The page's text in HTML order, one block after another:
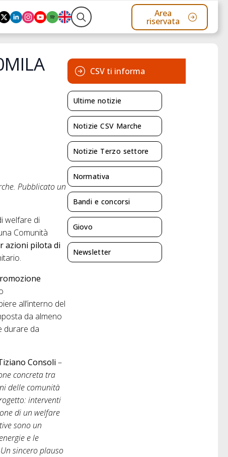
Search
Area
riservata
Pubblicato un
welfare di
Comunità
azioni pilota di
all’interno del
da almeno
durare da
Consoli–
concreta tra
delle comunità
interventi
di un welfare
sono un
e le
sincero plauso
CSV ti informa
Ultime notizie
Notizie CSV Marche
Notizie Terzo settore
Normativa
Bandi e concorsi
Giovo
Newsletter